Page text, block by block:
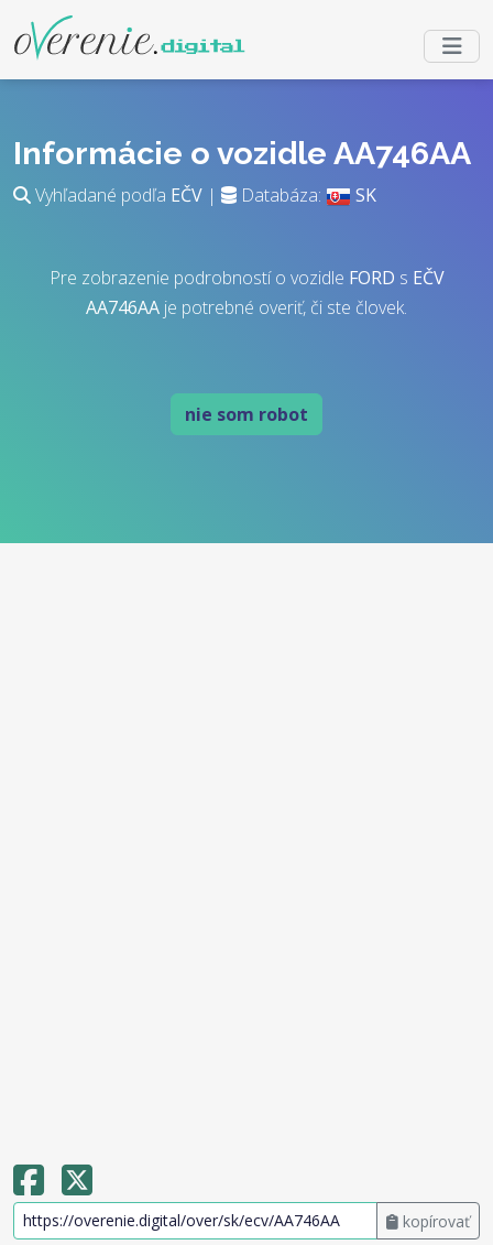
Informácie o vozidle AA746AA
Vyhľadané podľa EČV | Databáza: SK
Pre zobrazenie podrobností o vozidle FORD s EČV
AA746AA je potrebné overiť, či ste človek.
nie som robot
kopírovať